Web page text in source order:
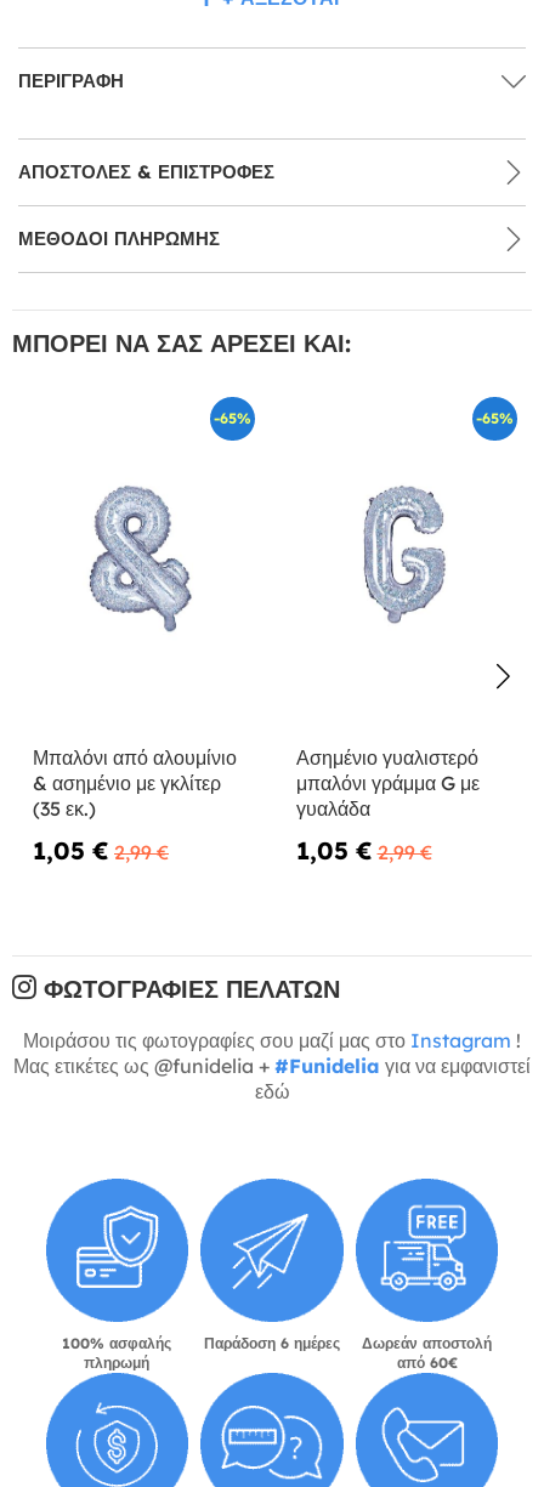
ΠΕΡΙΓΡΑΦΉ
ΑΠΟΣΤΟΛΈΣ & ΕΠΙΣΤΡΟΦΈΣ
ΜΕΘΌΔΟΙ ΠΛΗΡΩΜΉΣ
ΜΠΟΡΕΊ ΝΑ ΣΑΣ ΑΡΈΣΕΙ ΚΑΙ:
-65%
Μπαλόνι από αλουμίνιο
& ασημένιο με γκλίτερ
(35 εκ.)
1,05 € 2,99 €
-65%
Ασημένιο γυαλιστερό
μπαλόνι γράμμα G με
γυαλάδα
1,05 € 2,99 €
ΦΩΤΟΓΡΑΦΊΕΣ ΠΕΛΑΤΏΝ
Μοιράσου τις φωτογραφίες σου μαζί μας στο Instagram !
Μας ετικέτες ως @funidelia + #Funidelia για να εμφανιστεί
εδώ
100% ασφαλής
πληρωμή
Παράδοση 6 ημέρες
Δωρεάν αποστολή
από 60€